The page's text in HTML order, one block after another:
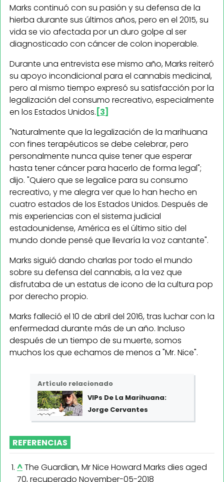
Marks continuó con su pasión y su defensa de la
hierba durante sus últimos años, pero en el 2015, su
vida se vio afectada por un duro golpe al ser
diagnosticado con cáncer de colon inoperable.
Durante una entrevista ese mismo año, Marks reiteró
su apoyo incondicional para el cannabis medicinal,
pero al mismo tiempo expresó su satisfacción por la
legalización del consumo recreativo, especialmente
en los Estados Unidos. [3]
"Naturalmente que la legalización de la marihuana
con fines terapéuticos se debe celebrar, pero
personalmente nunca quise tener que esperar
hasta tener cáncer para hacerlo de forma legal";
dijo. "Quiero que se legalice para su consumo
recreativo, y me alegra ver que lo han hecho en
cuatro estados de los Estados Unidos. Después de
mis experiencias con el sistema judicial
estadounidense, América es el último sitio del
mundo donde pensé que llevaría la voz cantante".
Marks siguió dando charlas por todo el mundo
sobre su defensa del cannabis, a la vez que
disfrutaba de un estatus de icono de la cultura pop
por derecho propio.
Marks falleció el 10 de abril del 2016, tras luchar con la
enfermedad durante más de un año. Incluso
después de un tiempo de su muerte, somos
muchos los que echamos de menos a "Mr. Nice".
Artículo relacionado
VIPs De La Marihuana:
Jorge Cervantes
REFERENCIAS
^The Guardian, Mr Nice Howard Marks dies aged
70, recuperado November-05-2018